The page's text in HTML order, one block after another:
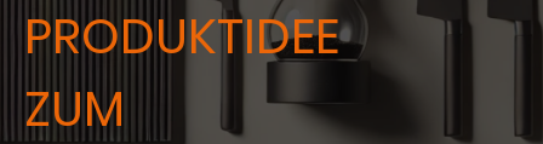
PRODUKTIDEE
ZUM